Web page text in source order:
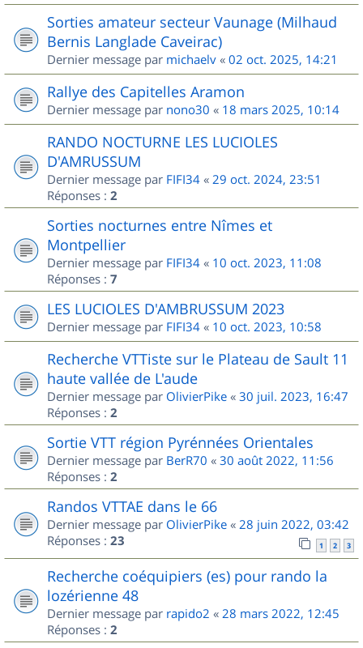
Sorties amateur secteur Vaunage (Milhaud
Bernis Langlade Caveirac)
Dernier message par michaelv « 02 oct. 2025, 14:21
Rallye des Capitelles Aramon
Dernier message par nono30 « 18 mars 2025, 10:14
RANDO NOCTURNE LES LUCIOLES
D'AMRUSSUM
Dernier message par FIFI34 « 29 oct. 2024, 23:51
Réponses : 2
Sorties nocturnes entre Nîmes et
Montpellier
Dernier message par FIFI34 « 10 oct. 2023, 11:08
Réponses : 7
LES LUCIOLES D'AMBRUSSUM 2023
Dernier message par FIFI34 « 10 oct. 2023, 10:58
Recherche VTTiste sur le Plateau de Sault 11
haute vallée de L'aude
Dernier message par OlivierPike « 30 juil. 2023, 16:47
Réponses : 2
Sortie VTT région Pyrénnées Orientales
Dernier message par BerR70 « 30 août 2022, 11:56
Réponses : 2
Randos VTTAE dans le 66
Dernier message par OlivierPike « 28 juin 2022, 03:42
Réponses : 23 1 2 3
Recherche coéquipiers (es) pour rando la
lozérienne 48
Dernier message par rapido2 « 28 mars 2022, 12:45
Réponses : 2